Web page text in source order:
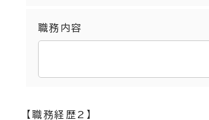
職務内容
【職務経歴2】